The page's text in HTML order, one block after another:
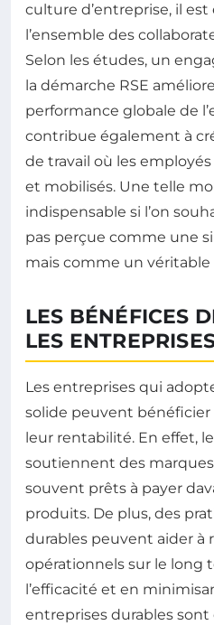
culture d’entreprise, il
l’ensemble des
Selon les études, un
la démarche RSE
performance globale de
contribue également à
de travail où les
et mobilisés. Une telle
indispensable si l’on
pas perçue comme une
mais comme un véritable
LES BÉNÉFICES
LES
Les entreprises qui
solide peuvent bénéficier
leur rentabilité. En effet,
soutiennent des
souvent prêts à payer
produits. De plus, des
durables peuvent aider à
opérationnels sur le long
l’efficacité et en
entreprises durables